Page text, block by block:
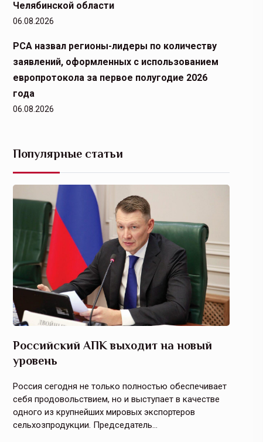
Челябинской области
06.08.2026
РСА назвал регионы-лидеры по количеству
заявлений, оформленных с использованием
европротокола за первое полугодие 2026
года
06.08.2026
Популярные статьи
Российский АПК выходит на новый
уровень
Россия сегодня не только полностью обеспечивает
себя продовольствием, но и выступает в качестве
одного из крупнейших мировых экспортеров
сельхозпродукции. Председатель…